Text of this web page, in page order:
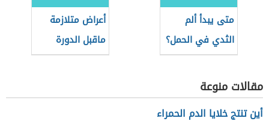
متى يبدأ ألم
الثدي في الحمل؟
أعراض متلازمة
ماقبل الدورة
الشهرية
مقالات منوعة
أين تنتج خلايا الدم الحمراء